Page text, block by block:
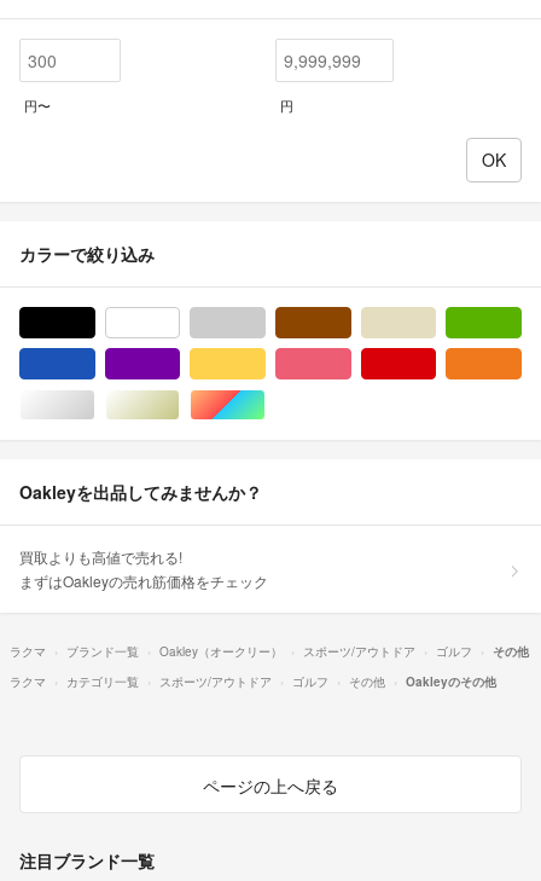
円〜 円
カラーで絞り込み
シルバー/銀色系ゴールド/金色系マルチカラー
Oakleyを出品してみませんか？
買取よりも高値で売れる!
まずはOakleyの売れ筋価格をチェック
ラクマ ブランド一覧 Oakley（オークリー） スポーツ/アウトドア ゴルフ
その他
ラクマ
カテゴリ一覧 スポーツ/アウトドア ゴルフ その他 Oakleyのその他
ページの上へ戻る
注目ブランド一覧